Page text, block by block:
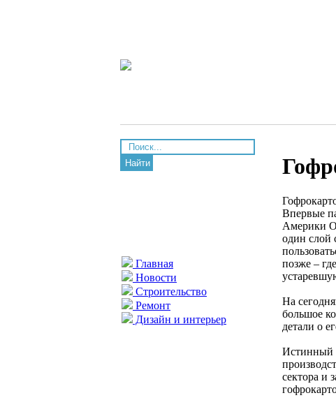
Найти
Главная
Новости
Строительство
Ремонт
Дизайн и интерьер
Впервые
Америки
один слой
позже –
На
большое
детали о
Истинный
сектора и